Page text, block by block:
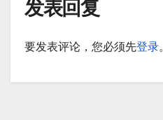
发表回复
要发表评论，您必须先登录。